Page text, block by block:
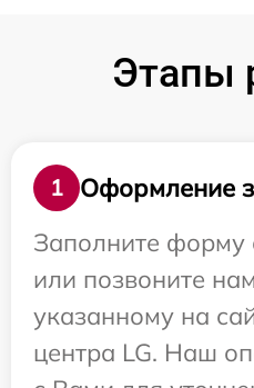
Этапы
1
Оформление
Заполните форму
или позвоните
указанному на
центра LG. Наш